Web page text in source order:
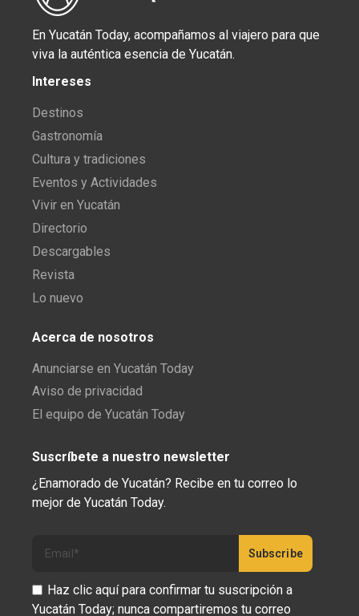
En Yucatán Today, acompañamos al viajero para que
viva la auténtica esencia de Yucatán.
Intereses
Destinos
Gastronomía
Cultura y tradiciones
Eventos y Actividades
Vivir en Yucatán
Directorio
Descargables
Revista
Lo nuevo
Acerca de nosotros
Anunciarse en Yucatán Today
Aviso de privacidad
El equipo de Yucatán Today
Suscríbete a nuestro newsletter
¿Enamorado de Yucatán? Recibe en tu correo lo
mejor de Yucatán Today.
Haz clic aquí para confirmar tu suscripción a
Yucatán Today; nunca compartiremos tu correo